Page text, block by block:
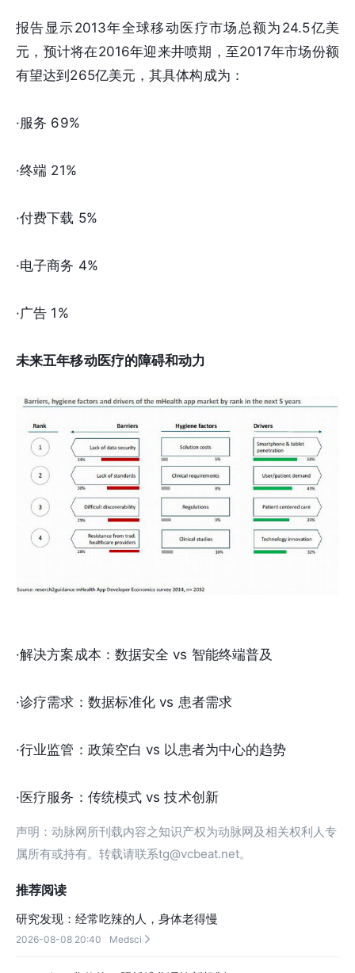
报告显示2013年全球移动医疗市场总额为24.5亿美
元，预计将在2016年迎来井喷期，至2017年市场份额
有望达到265亿美元，其具体构成为：
·服务 69%
·终端 21%
·付费下载 5%
·电子商务 4%
·广告 1%
未来五年移动医疗的障碍和动力
·解决方案成本：数据安全 vs 智能终端普及
·诊疗需求：数据标准化 vs 患者需求
·行业监管：政策空白 vs 以患者为中心的趋势
·医疗服务：传统模式 vs 技术创新
声明：动脉网所刊载内容之知识产权为动脉网及相关权利人专
属所有或持有。转载请联系tg@vcbeat.net。
推荐阅读
研究发现：经常吃辣的人，身体老得慢
2026-08-08 20:40 Medsci 